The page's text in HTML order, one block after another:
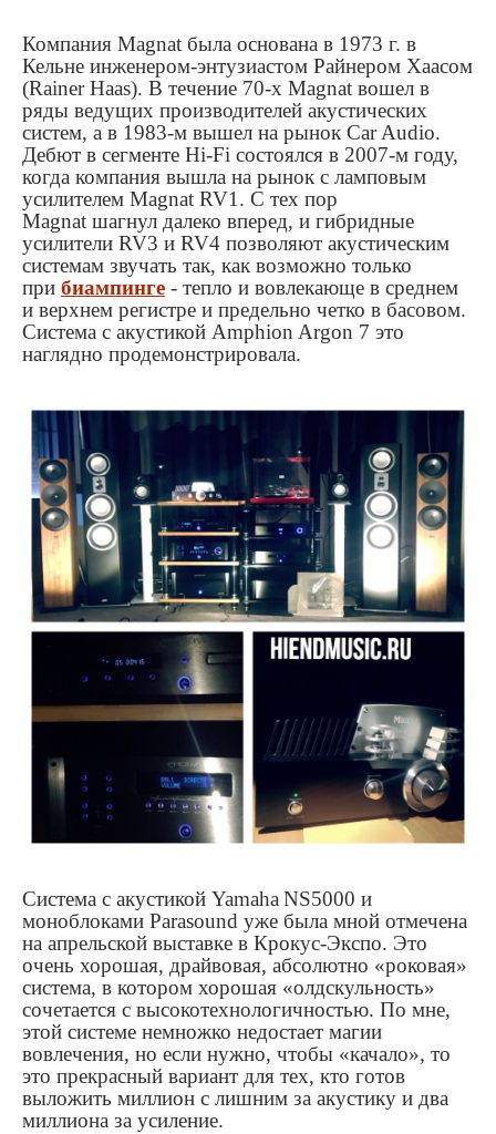
Компания Magnat была основана в 1973 г. в
Кельне инженером-энтузиастом Райнером Хаасом
(Rainer Haas). В течение 70-х Magnat вошел в
ряды ведущих производителей акустических
систем, а в 1983-м вышел на рынок Car Audio.
Дебют в сегменте Hi-Fi состоялся в 2007-м году,
когда компания вышла на рынок с ламповым
усилителем Magnat RV1. С тех пор
Magnat шагнул далеко вперед, и гибридные
усилители RV3 и RV4 позволяют акустическим
системам звучать так, как возможно только
при биампинге - тепло и вовлекающе в среднем
и верхнем регистре и предельно четко в басовом.
Система с акустикой Amphion Argon 7 это
наглядно продемонстрировала.
Система с акустикой Yamaha NS5000 и
моноблоками Parasound уже была мной отмечена
на апрельской выставке в Крокус-Экспо. Это
очень хорошая, драйвовая, абсолютно «роковая»
система, в котором хорошая «олдскульность»
сочетается с высокотехнологичностью. По мне,
этой системе немножко недостает магии
вовлечения, но если нужно, чтобы «качало», то
это прекрасный вариант для тех, кто готов
выложить миллион с лишним за акустику и два
миллиона за усиление.